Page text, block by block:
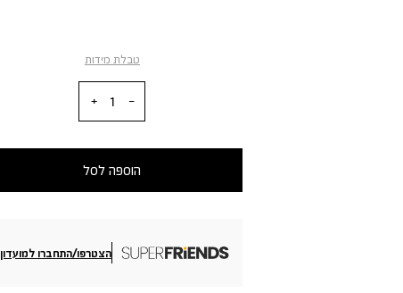
טבלת מידות
הוספה לסל
הצטרפו/התחברו למועדון